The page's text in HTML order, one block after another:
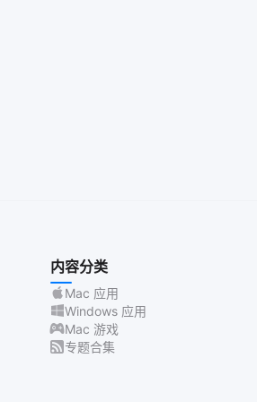
内容分类
Mac 应用
Windows 应用
Mac 游戏
专题合集